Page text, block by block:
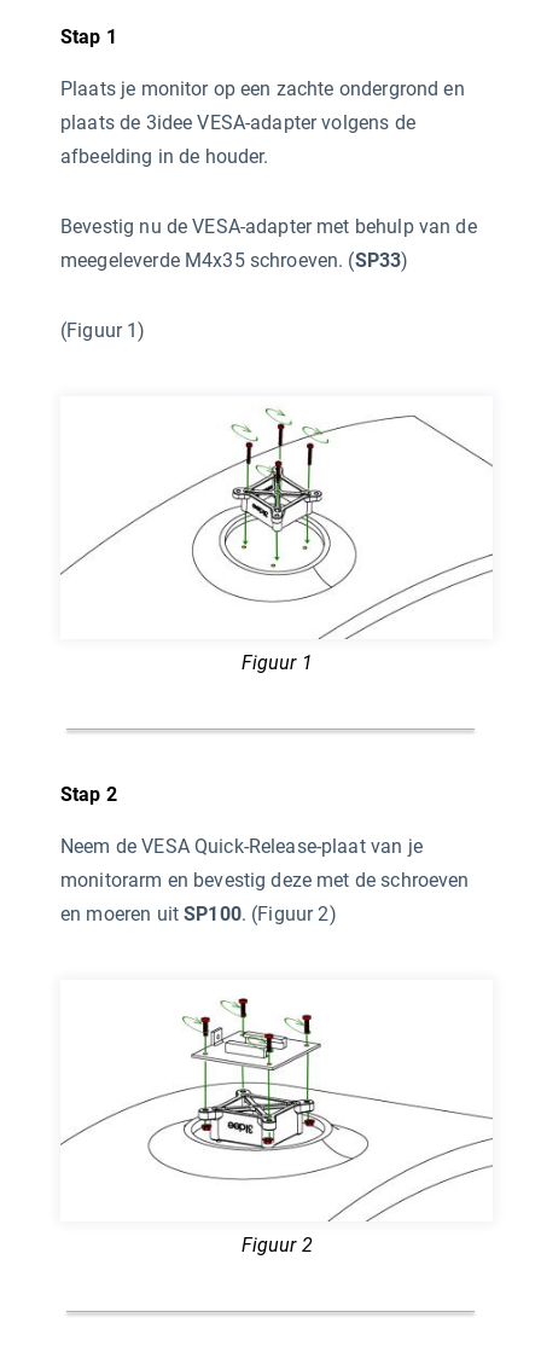
Stap 1
Plaats je monitor op een zachte ondergrond en
plaats de 3idee VESA-adapter volgens de
afbeelding in de houder.
Bevestig nu de VESA-adapter met behulp van de
meegeleverde M4x35 schroeven. (SP33)
(Figuur 1)
Figuur 1
Stap 2
Neem de VESA Quick-Release-plaat van je
monitorarm en bevestig deze met de schroeven
en moeren uitSP100. (Figuur 2)
Figuur 2